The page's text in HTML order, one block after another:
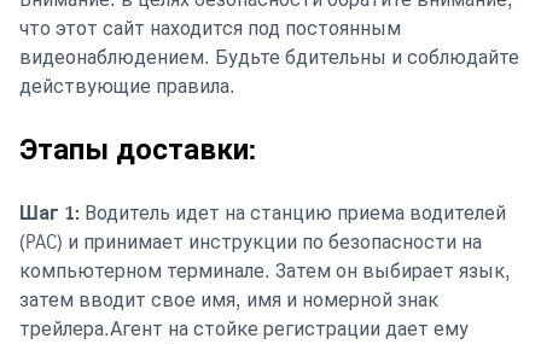
что этот сайт находится под постоянным
видеонаблюдением. Будьте бдительны и соблюдайте
действующие правила.
Этапы доставки:
Шаг 1: Водитель идет на станцию ​​приема водителей
(PAC) и принимает инструкции по безопасности на
компьютерном терминале. Затем он выбирает язык,
затем вводит свое имя, имя и номерной знак
трейлера.Агент на стойке регистрации дает ему